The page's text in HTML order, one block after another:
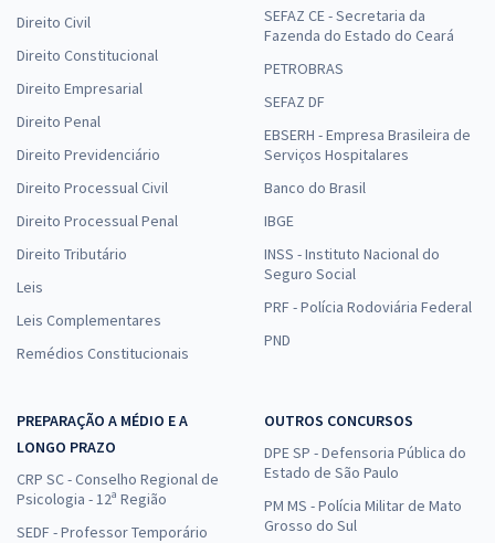
Direito Civil
Direito Constitucional
Direito Empresarial
Direito Penal
Direito Previdenciário
Direito Processual Civil
Direito Processual Penal
Direito Tributário
Leis
Leis Complementares
Remédios Constitucionais
SEFAZ CE - Secretaria da
Fazenda do Estado do Ceará
PETROBRAS
SEFAZ DF
EBSERH - Empresa Brasileira de
Serviços Hospitalares
Banco do Brasil
IBGE
INSS - Instituto Nacional do
Seguro Social
PRF - Polícia Rodoviária Federal
PND
PREPARAÇÃO A MÉDIO E A
LONGO PRAZO
CRP SC - Conselho Regional de
Psicologia - 12ª Região
SEDF - Professor Temporário
OUTROS CONCURSOS
DPE SP - Defensoria Pública do
Estado de São Paulo
PM MS - Polícia Militar de Mato
Grosso do Sul